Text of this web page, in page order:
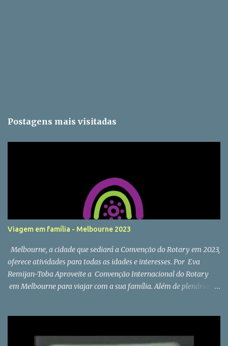
Postagens mais visitadas
Viagem em família - Melbourne 2023
Melbourne, a cidade que sediará a Convenção do Rotary em 2023,
oferece atividades para todas as idades e interesses. Por Eva
Remijan-Toba Aproveite a Convenção Internacional do Rotary
em Melbourne para viajar com a sua família. Além de plenárias e
Brinquedos abriu no ano passado com exposições projetadas para